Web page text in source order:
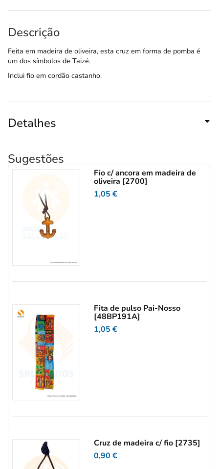
Descrição
Feita em madeira de oliveira, esta cruz em forma de pomba é
um dos símbolos de Taizé.
Inclui fio em cordão castanho.
Detalhes
Sugestões
Fio c/ ancora em madeira de
oliveira [2700]
1,05€
Fita de pulso Pai-Nosso
[48BP191A]
1,05€
Cruz de madeira c/ fio [2735]
0,90€